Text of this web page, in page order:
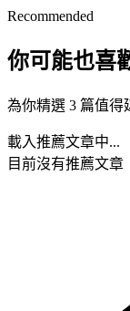
Recommended
你可能也喜
為你精選 3 篇值得
載入推薦文章中...
目前沒有推薦文章